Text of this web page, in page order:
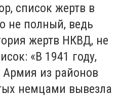
список жертв в
не полный, ведь
жертв НКВД, не
«В 1941 году,
Армия из районов
немцами вывезла